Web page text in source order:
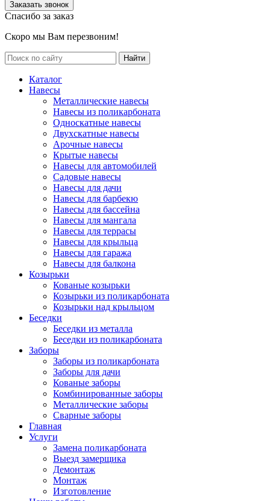
Спасибо за заказ
Скоро мы Вам перезвоним!
Каталог
Навесы
Металлические навесы
Навесы из поликарбоната
Односкатные навесы
Двухскатные навесы
Арочные навесы
Крытые навесы
Навесы для автомобилей
Садовые навесы
Навесы для дачи
Навесы для барбекю
Навесы для бассейна
Навесы для мангала
Навесы для террасы
Навесы для крыльца
Навесы для гаража
Навесы для балкона
Козырьки
Кованые козырьки
Козырьки из поликарбоната
Козырьки над крыльцом
Беседки
Беседки из металла
Беседки из поликарбоната
Заборы
Заборы из поликарбоната
Заборы для дачи
Кованые заборы
Комбинированные заборы
Металлические заборы
Сварные заборы
Главная
Услуги
Замена поликарбоната
Выезд замерщика
Демонтаж
Монтаж
Изготовление